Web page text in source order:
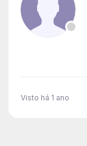
Visto há 1 ano